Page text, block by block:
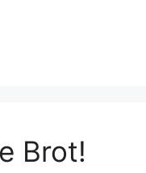
Brot!